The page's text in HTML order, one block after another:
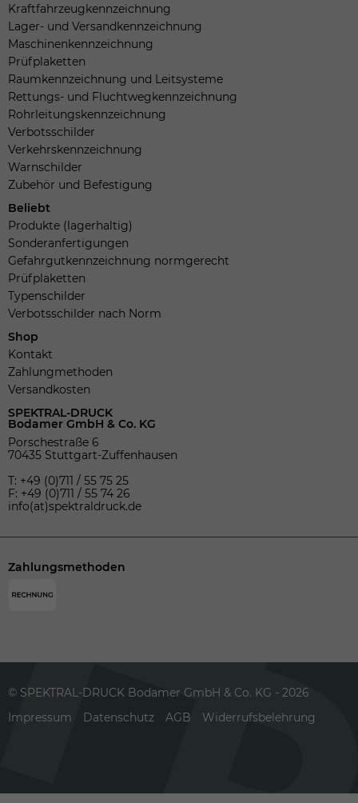
Kraftfahrzeugkennzeichnung
Lager- und Versandkennzeichnung
Maschinenkennzeichnung
Prüfplaketten
Raumkennzeichnung und Leitsysteme
Rettungs- und Fluchtwegkennzeichnung
Rohrleitungskennzeichnung
Verbotsschilder
Verkehrskennzeichnung
Warnschilder
Zubehör und Befestigung
Beliebt
Produkte (lagerhaltig)
Sonderanfertigungen
Gefahrgutkennzeichnung normgerecht
Prüfplaketten
Typenschilder
Verbotsschilder nach Norm
Shop
Kontakt
Zahlungmethoden
Versandkosten
SPEKTRAL-DRUCK
Bodamer GmbH & Co. KG
Porschestraße 6
70435 Stuttgart-Zuffenhausen
T: +49 (0)711 / 55 75 25
F: +49 (0)711 / 55 74 26
info(at)spektraldruck.de
Zahlungsmethoden
© SPEKTRAL-DRUCK Bodamer GmbH & Co. KG - 2026
Impressum
Datenschutz AGB Widerrufsbelehrung